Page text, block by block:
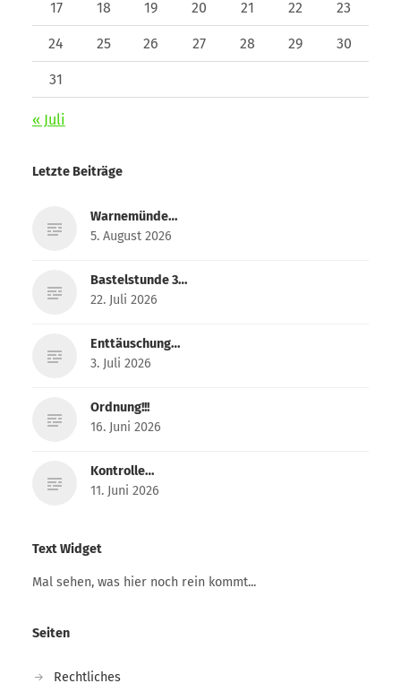
17 18 19 20 21 22 23
24 25 26 27 28 29 30
31
« Juli
Letzte Beiträge
Warnemünde…
5. August 2026
Bastelstunde 3…
22. Juli 2026
Enttäuschung…
3. Juli 2026
Ordnung!!!
16. Juni 2026
Kontrolle…
11. Juni 2026
Text Widget
Mal sehen, was hier noch rein kommt...
Seiten
Rechtliches